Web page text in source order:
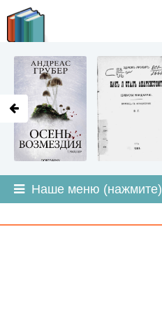
Наше меню (нажмите)
LITMIR.ORG